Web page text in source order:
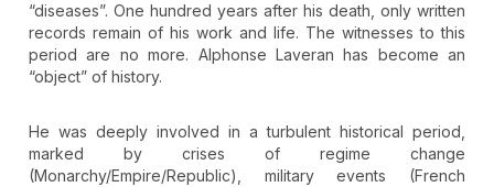
“diseases”. One hundred years after his death, only written
records remain of his work and life. The witnesses to this
period are no more. Alphonse Laveran has become an
“object” of history.
He was deeply involved in a turbulent historical period,
marked by crises of regime change
(Monarchy/Empire/Republic), military events (French